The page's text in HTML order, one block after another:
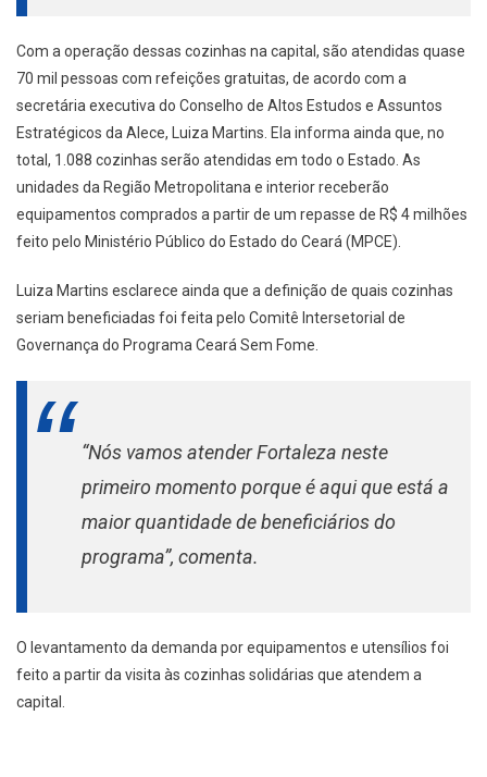
Com a operação dessas cozinhas na capital, são atendidas quase
70 mil pessoas com refeições gratuitas, de acordo com a
secretária executiva do Conselho de Altos Estudos e Assuntos
Estratégicos da Alece, Luiza Martins. Ela informa ainda que, no
total, 1.088 cozinhas serão atendidas em todo o Estado. As
unidades da Região Metropolitana e interior receberão
equipamentos comprados a partir de um repasse de R$ 4 milhões
feito pelo Ministério Público do Estado do Ceará (MPCE).
Luiza Martins esclarece ainda que a definição de quais cozinhas
seriam beneficiadas foi feita pelo Comitê Intersetorial de
Governança do Programa Ceará Sem Fome.
“Nós vamos atender Fortaleza neste
primeiro momento porque é aqui que está a
maior quantidade de beneficiários do
programa”, comenta.
O levantamento da demanda por equipamentos e utensílios foi
feito a partir da visita às cozinhas solidárias que atendem a
capital.